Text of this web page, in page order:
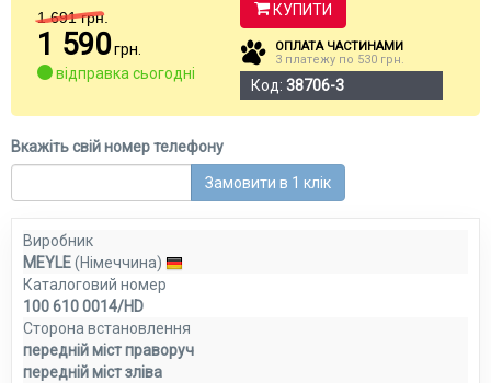
1 691 грн.
1 590грн.
відправка сьогодні
КУПИТИ
ОПЛАТА ЧАСТИНАМИ
3 платежу по 530 грн.
Код: 38706-3
Вкажіть свій номер телефону
Замовити в 1 клік
Виробник
MEYLE(Німеччина)
Каталоговий номер
100 610 0014/HD
Сторона встановлення
передній міст праворуч
передній міст зліва